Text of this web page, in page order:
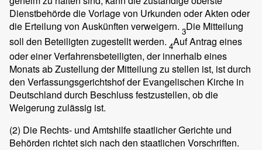
Dienstbehörde die Vorlage von Urkunden oder Akten oder
die Erteilung von Auskünften verweigern. 3Die Mitteilung
soll den Beteiligten zugestellt werden. 4Auf Antrag eines
oder einer Verfahrensbeteiligten, der innerhalb eines
Monats ab Zustellung der Mitteilung zu stellen ist, ist durch
den Verfassungsgerichtshof der Evangelischen Kirche in
Deutschland durch Beschluss festzustellen, ob die
Weigerung zulässig ist.
(2) Die Rechts- und Amtshilfe staatlicher Gerichte und
Behörden richtet sich nach den staatlichen Vorschriften.